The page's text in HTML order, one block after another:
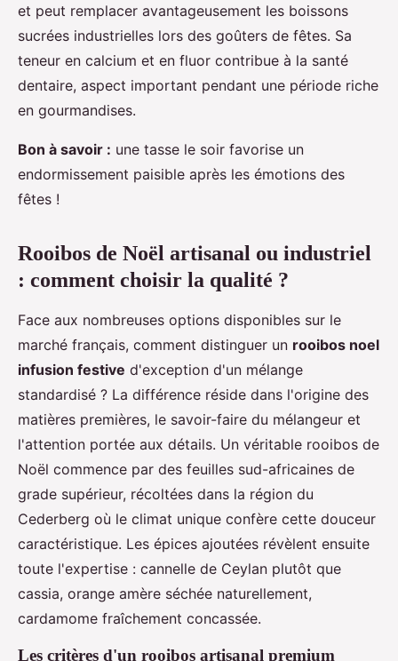
et peut remplacer avantageusement les boissons
sucrées industrielles lors des goûters de fêtes. Sa
teneur en calcium et en fluor contribue à la santé
dentaire, aspect important pendant une période riche
en gourmandises.
Bon à savoir : une tasse le soir favorise un
endormissement paisible après les émotions des
fêtes !
Rooibos de Noël artisanal ou industriel
: comment choisir la qualité ?
Face aux nombreuses options disponibles sur le
marché français, comment distinguer un rooibos noel
infusion festive d'exception d'un mélange
standardisé ? La différence réside dans l'origine des
matières premières, le savoir-faire du mélangeur et
l'attention portée aux détails. Un véritable rooibos de
Noël commence par des feuilles sud-africaines de
grade supérieur, récoltées dans la région du
Cederberg où le climat unique confère cette douceur
caractéristique. Les épices ajoutées révèlent ensuite
toute l'expertise : cannelle de Ceylan plutôt que
cassia, orange amère séchée naturellement,
cardamome fraîchement concassée.
Les critères d'un rooibos artisanal premium